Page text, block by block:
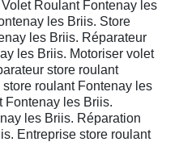
Roulant Fontenay les
les Briis. Store
les Briis. Réparateur
les Briis. Motoriser volet
store roulant
roulant Fontenay les
Fontenay les Briis.
les Briis. Réparation
Entreprise store roulant